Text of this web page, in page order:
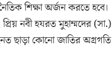
শিক্ষা অর্জন করতে হবে।
নবী হযরত মুহাম্মদের (সা.)
ছাড়া কোনো জাতির অগ্রগতি